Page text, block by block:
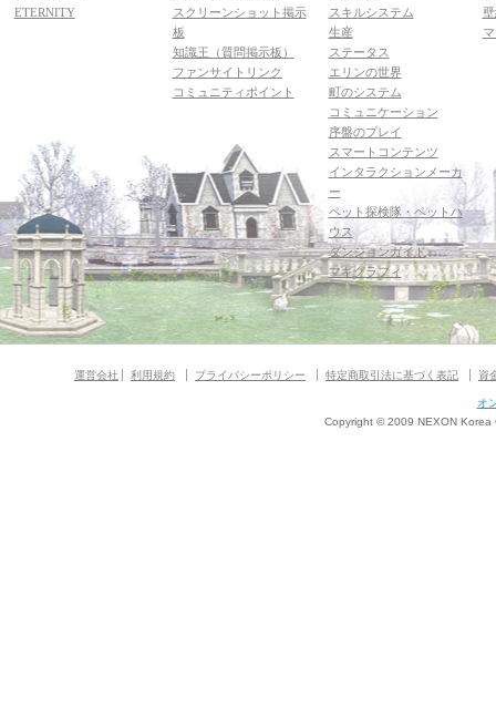
ETERNITY
スクリーンショット掲示
板
知識王（質問掲示板）
ファンサイトリンク
コミュニティポイント
スキルシステム
生産
ステータス
エリンの世界
町のシステム
コミュニケーション
序盤のプレイ
スマートコンテンツ
インタラクションメーカ
ー
ペット探検隊・ペットハ
ウス
ダンジョンガイド
マギグラフィ
運営会社 利用規約 プライバシーポリシー 特定商取引法に基づく表記 資
オ
Copyright © 2009 NEXON Korea